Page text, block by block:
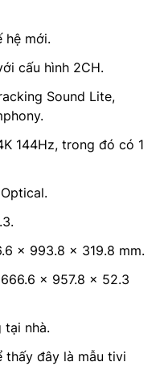
hệ mới.
cấu hình 2CH.
Sound Lite,
144Hz, trong đó có 1
x 993.8 x 319.8 mm.
x 957.8 x 52.3
tại nhà.
thấy đây là mẫu tivi